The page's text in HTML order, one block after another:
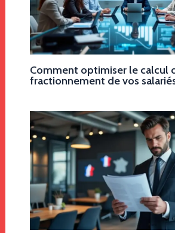
Comment optimiser le calcul
fractionnement de vos